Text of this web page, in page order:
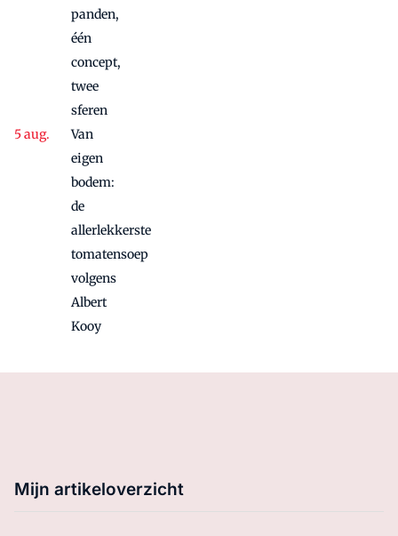
panden,
één
concept,
twee
sferen
Van
eigen
bodem:
de
allerlekkerste
tomatensoep
volgens
Albert
Kooy
Mijn artikeloverzicht